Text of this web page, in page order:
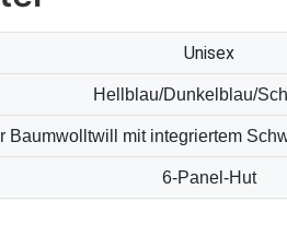
Unisex
Hellblau/Dunkelblau/
Baumwolltwill mit integriertem
6-Panel-Hut